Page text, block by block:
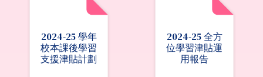
2024-25 學年
校本課後學習
支援津貼計劃
2024-25 全方
位學習津貼運
用報告